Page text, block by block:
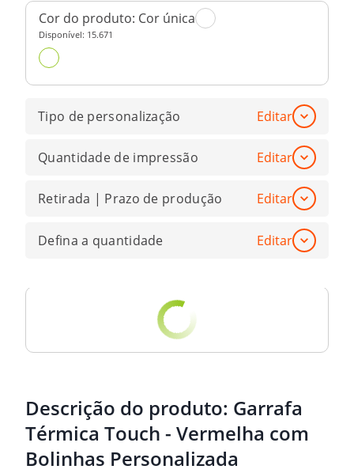
Cor do produto: Cor única
Disponível: 15.671
Tipo de personalização Editar
Quantidade de impressão Editar
Retirada | Prazo de produção Editar
Defina a quantidade Editar
Descrição do produto: Garrafa
Térmica Touch - Vermelha com
Bolinhas Personalizada